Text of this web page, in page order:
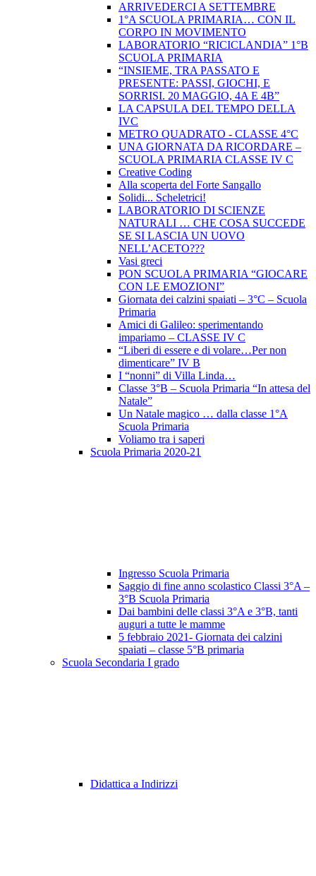
ARRIVEDERCI A SETTEMBRE
1°A SCUOLA PRIMARIA… CON IL
CORPO IN MOVIMENTO
LABORATORIO “RICICLANDIA” 1°B
SCUOLA PRIMARIA
“INSIEME, TRA PASSATO E
PRESENTE: PASSI, GIOCHI, E
SORRISI. 20 MAGGIO, 4A E 4B”
LA CAPSULA DEL TEMPO DELLA
IVC
METRO QUADRATO - CLASSE 4°C
UNA GIORNATA DA RICORDARE –
SCUOLA PRIMARIA CLASSE IV C
Creative Coding
Alla scoperta del Forte Sangallo
Solidi... Scheletrici!
LABORATORIO DI SCIENZE
NATURALI … CHE COSA SUCCEDE
SE SI LASCIA UN UOVO
NELL’ACETO???
Vasi greci
PON SCUOLA PRIMARIA “GIOCARE
CON LE EMOZIONI”
Giornata dei calzini spaiati – 3°C – Scuola
Primaria
Amici di Galileo: sperimentando
impariamo – CLASSE IV C
“Liberi di essere e di volare…Per non
dimenticare” IV B
I “nonni” di Villa Linda…
Classe 3°B – Scuola Primaria “In attesa del
Natale”
Un Natale magico … dalla classe 1°A
Scuola Primaria
Voliamo tra i saperi
Scuola Primaria 2020-21
Ingresso Scuola Primaria
Saggio di fine anno scolastico Classi 3°A –
3°B Scuola Primaria
Dai bambini delle classi 3°A e 3°B, tanti
auguri a tutte le mamme
5 febbraio 2021- Giornata dei calzini
spaiati – classe 5°B primaria
Scuola Secondaria I grado
Didattica a Indirizzi